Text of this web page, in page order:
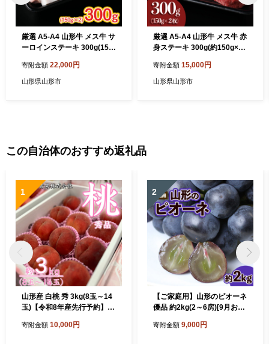
厳選 A5-A4 山形牛 メス牛 サ
ーロインステーキ 300g(150
寄附金額 22,000円
山形県山形市
厳選 A5-A4 山形牛 メス牛 赤
身ステーキ 300g(約150g×2
寄附金額 15,000円
山形県山形市
この自治体のおすすめ返礼品
1
山形産 白桃 秀 3kg(8玉～14
玉)【令和8年産先行予約】F
寄附金額 10,000円
2
【ご家庭用】山形のピオーネ
優品 約2kg(2～6房)[9月お届
S23-645 くだもの 果物 フル
寄附金額 9,000円